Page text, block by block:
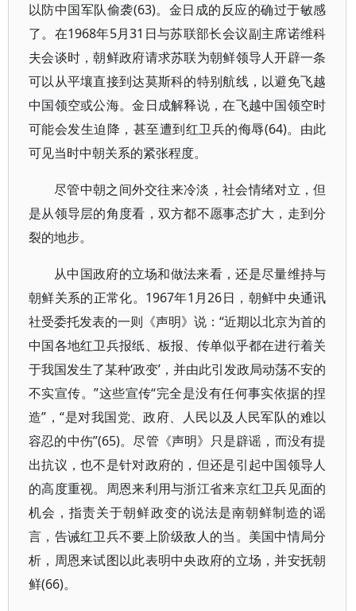
以防中国军队偷袭(63)。金日成的反应的确过于敏感
了。在1968年5月31日与苏联部长会议副主席诺维科
夫会谈时，朝鲜政府请求苏联为朝鲜领导人开辟一条
可以从平壤直接到达莫斯科的特别航线，以避免飞越
中国领空或公海。金日成解释说，在飞越中国领空时
可能会发生迫降，甚至遭到红卫兵的侮辱(64)。由此
可见当时中朝关系的紧张程度。
尽管中朝之间外交往来冷淡，社会情绪对立，但
是从领导层的角度看，双方都不愿事态扩大，走到分
裂的地步。
从中国政府的立场和做法来看，还是尽量维持与
朝鲜关系的正常化。1967年1月26日，朝鲜中央通讯
社受委托发表的一则《声明》说：“近期以北京为首的
中国各地红卫兵报纸、板报、传单似乎都在进行着关
于我国发生了某种‘政变’，并由此引发政局动荡不安的
不实宣传。”这些宣传“完全是没有任何事实依据的捏
造”，“是对我国党、政府、人民以及人民军队的难以
容忍的中伤”(65)。尽管《声明》只是辟谣，而没有提
出抗议，也不是针对政府的，但还是引起中国领导人
的高度重视。周恩来利用与浙江省来京红卫兵见面的
机会，指责关于朝鲜政变的说法是南朝鲜制造的谣
言，告诫红卫兵不要上阶级敌人的当。美国中情局分
析，周恩来试图以此表明中央政府的立场，并安抚朝
鲜(66)。